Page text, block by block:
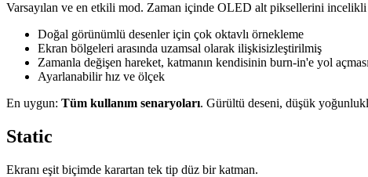
Varsayılan ve en etkili mod. Zaman içinde OLED alt piksellerini
Doğal görünümlü desenler için çok oktavlı örnekleme
Ekran bölgeleri arasında uzamsal olarak ilişkisizleştirilmiş
Zamanla değişen hareket, katmanın kendisinin burn-in'e yol
Ayarlanabilir hız ve ölçek
En uygun: Tüm kullanım senaryoları. Gürültü deseni, düşük
Static
Ekranı eşit biçimde karartan tek tip düz bir katman.